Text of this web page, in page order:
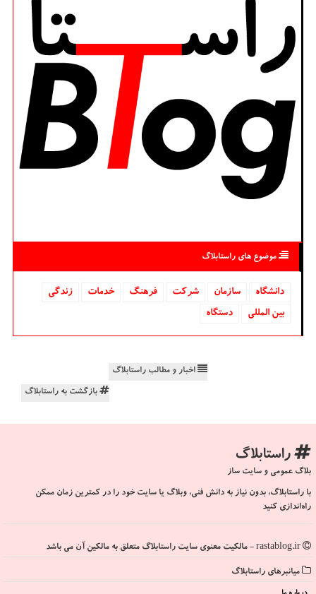
موضوع های راستابلاگ
دانشگاه‌ سازمان شركت فرهنگ خدمات
زندگی
بین المللی
دستگاه
اخبار و مطالب راستابلاگ
بازگشت به راستابلاگ
راستابلاگ
بلاگ عمومی و سایت ساز
با راستابلاگ، بدون نیاز به دانش فنی، وبلاگ یا سایت خود را در کمترین زمان ممکن
راه‌اندازی کنید
میانبرهای راستابلاگ